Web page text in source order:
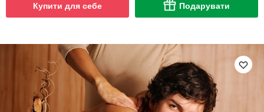
Купити для себе Подарувати